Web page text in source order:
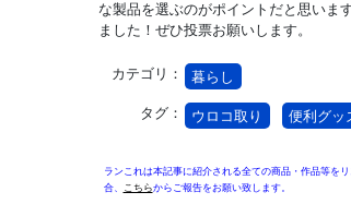
な製品を選ぶのがポイントだと思いま
ました！ぜひ投票お願いします。
カテゴリ： 暮らし
タグ： ウロコ取り 便利グッ
ランこれは本記事に紹介される全ての商品・作品等を
合、
こちらからご報告をお願い致します。